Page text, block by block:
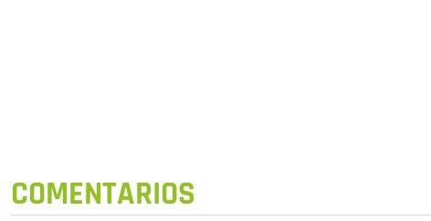
COMENTARIOS